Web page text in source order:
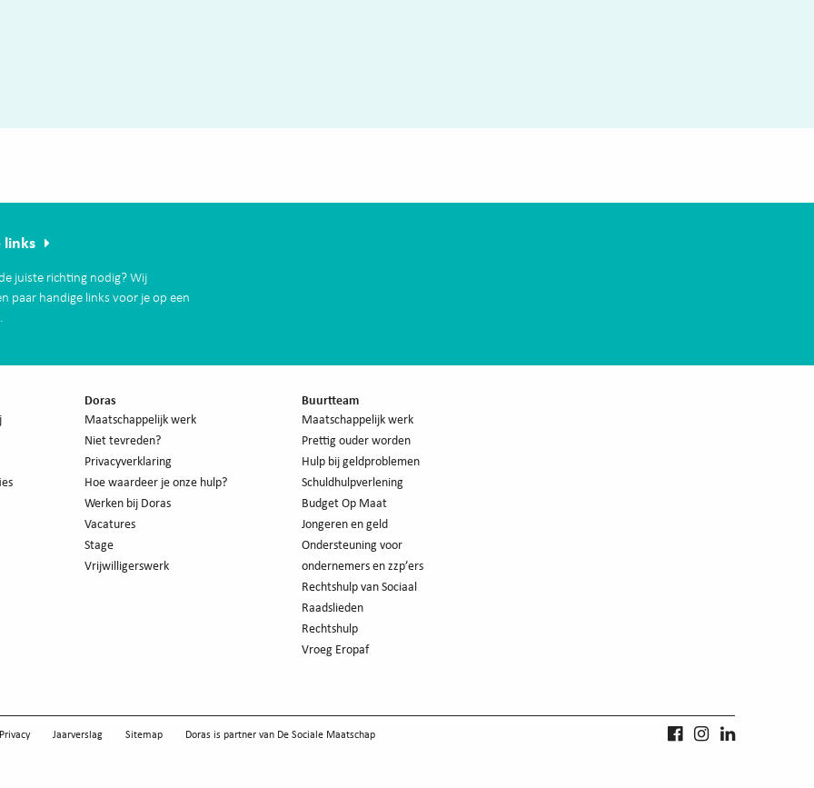
links
juiste richting nodig? Wij
paar handige links voor je op een
Doras
Maatschappelijk werk
Niet tevreden?
Privacyverklaring
Hoe waardeer je onze hulp?
Werken bij Doras
Vacatures
Stage
Vrijwilligerswerk
Buurtteam
Maatschappelijk werk
Prettig ouder worden
Hulp bij geldproblemen
Schuldhulpverlening
Budget Op Maat
Jongeren en geld
Ondersteuning voor
ondernemers en zzp’ers
Rechtshulp van Sociaal
Raadslieden
Rechtshulp
Vroeg Eropaf
Privacy Jaarverslag Sitemap Doras is partner van De Sociale Maatschap